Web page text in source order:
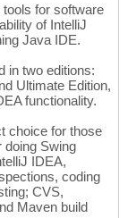
for software
of IntelliJ
Java IDE.
in two editions:
Ultimate Edition,
functionality.
choice for those
doing Swing
IDEA,
coding
CVS,
Maven build